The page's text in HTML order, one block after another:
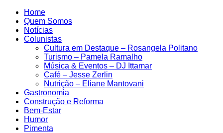
Home
Quem Somos
Notícias
Colunistas
Cultura em Destaque – Rosangela Politano
Turismo – Pamela Ramalho
Música & Eventos – DJ Ittamar
Café – Jesse Zerlin
Nutrição – Eliane Mantovani
Gastronomia
Construção e Reforma
Bem-Estar
Humor
Pimenta